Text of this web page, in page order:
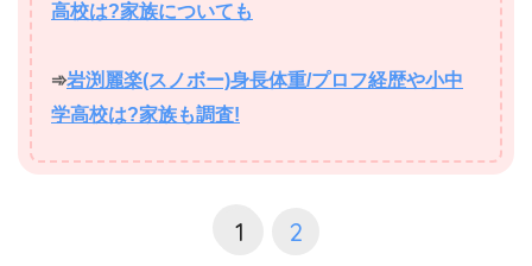
高校は?家族についても
➾岩渕麗楽(スノボー)身長体重/プロフ経歴や小中
学高校は?家族も調査!
1 2